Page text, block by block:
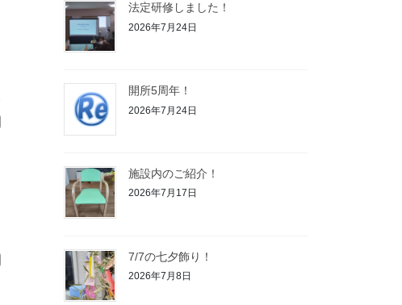
法定研修しました！
2026年7月24日
開所5周年！
2026年7月24日
施設内のご紹介！
2026年7月17日
7/7の七夕飾り！
2026年7月8日